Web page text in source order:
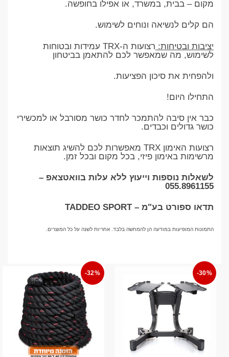
מקום – בבית, במשרד, או אפילו בחופשה.
הם קלים לנשיאה ונוחים לשימוש.
יציבות ובטיחות:
רצועות ה-TRX עמידות ובטוחות
לשימוש, מה שמאפשר לכם להתאמן בביטחון
ולהפחית את סיכון הפציעות.
התחילו היום!
כבר אין סיבה להתמכר לחדר כושר מסורבל או למכשירי
כושר גדולים וכבדים.
רצועות האימון TRX מאפשרות לכם להשיג תוצאות
מרשימות באימון פיזי, בכל מקום ובכל זמן.
לשאלות נוספות וייעוץ ללא עלות בוואטצאפ –
055.8961155
תדאו ספורט בע"מ – TADDEO SPORT
התמונות המופיעות במודעה הן להמחשה בלבד. אחריות לשנה על כל המוצרים.
-30%
-32%